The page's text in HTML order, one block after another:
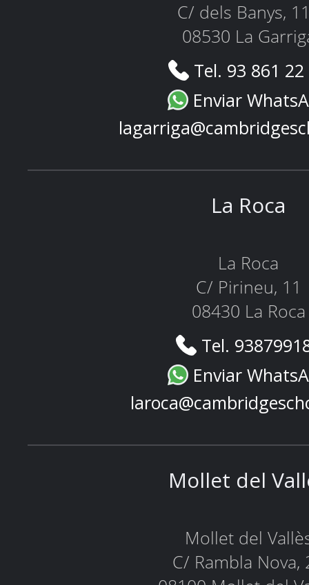
C/ dels Banys,
08530 La
Tel. 93 861
Enviar
La Roca
La Roca
C/ Pirineu, 11
08430 La Roca
Tel.
Enviar
Mollet del
Mollet del
C/ Rambla Nova,